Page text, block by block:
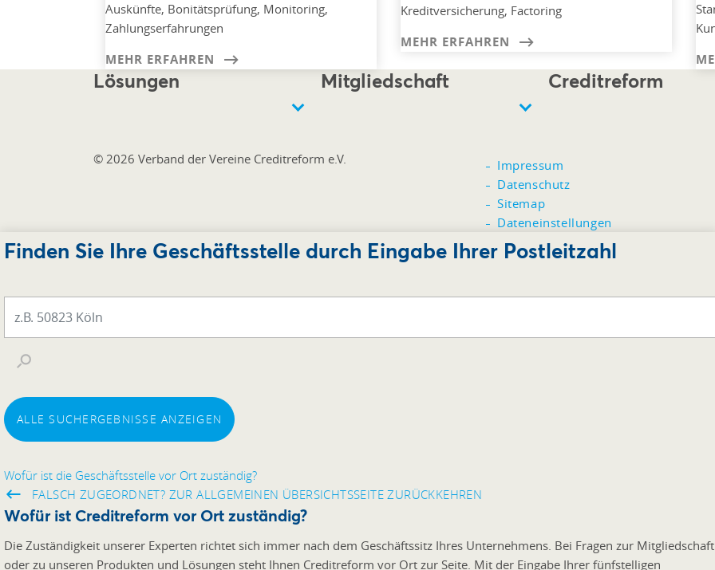
Auskünfte, Bonitätsprüfung, Monitoring,
Zahlungserfahrungen
MEHR ERFAHREN
Kreditversicherung, Factoring
MEHR ERFAHREN
Lösungen Mitgliedschaft Creditreform
© 2026 Verband der Vereine Creditreform e.V.
Impressum
Datenschutz
Sitemap
Dateneinstellungen
Finden Sie Ihre Geschäftsstelle durch Eingabe Ihrer Postleitzahl
ALLE SUCHERGEBNISSE ANZEIGEN
Wofür ist die Geschäftsstelle vor Ort zuständig?
FALSCH ZUGEORDNET? ZUR ALLGEMEINEN ÜBERSICHTSSEITE ZURÜCKKEHREN
Wofür ist Creditreform vor Ort zuständig?
Die Zuständigkeit unserer Experten richtet sich immer nach dem Geschäftssitz Ihres Unternehmens. Bei Fragen zur Mitgliedschaft
oder zu unseren Produkten und Lösungen steht Ihnen Creditreform vor Ort zur Seite. Mit der Eingabe Ihrer fünfstelligen